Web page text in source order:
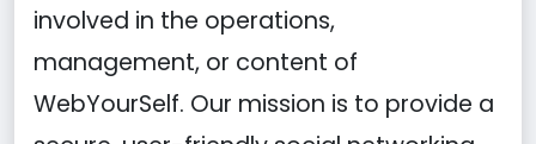
involved in the operations,
management, or content of
WebYourSelf. Our mission is to provide a